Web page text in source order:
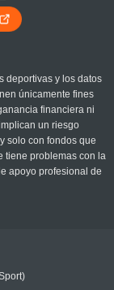
deportivas y los datos
únicamente fines
financiera ni
un riesgo
solo con fondos que
tiene problemas con la
apoyo profesional de